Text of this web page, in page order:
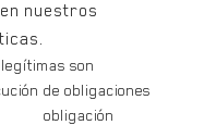
nuestros
son
de obligaciones
obligación